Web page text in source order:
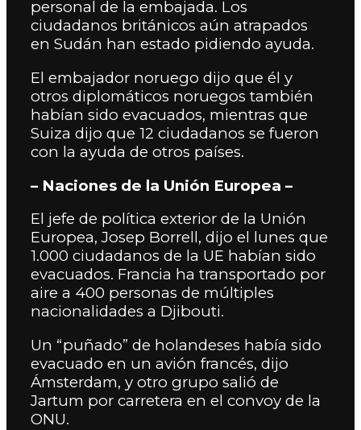
personal de la embajada. Los
ciudadanos británicos aún atrapados
en Sudán han estado pidiendo ayuda.
El embajador noruego dijo que él y
otros diplomáticos noruegos también
habían sido evacuados, mientras que
Suiza dijo que 12 ciudadanos se fueron
con la ayuda de otros países.
– Naciones de la Unión Europea –
El jefe de política exterior de la Unión
Europea, Josep Borrell, dijo el lunes que
1.000 ciudadanos de la UE habían sido
evacuados. Francia ha transportado por
aire a 400 personas de múltiples
nacionalidades a Djibouti.
Un “puñado” de holandeses había sido
evacuado en un avión francés, dijo
Ámsterdam, y otro grupo salió de
Jartum por carretera en el convoy de la
ONU.